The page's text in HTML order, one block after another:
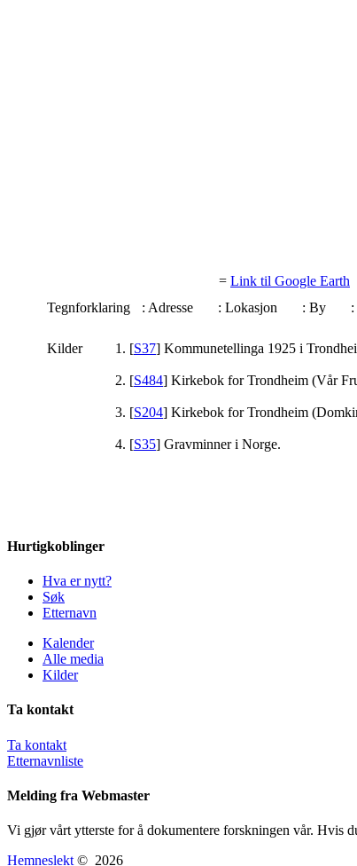
= Link til Google Earth
Tegnforklaring
: Adresse : Lokasjon : By
Kilder [S37] Kommunetellinga 1925 i
[S484] Kirkebok for Trondheim (Vår
[S204] Kirkebok for Trondheim
[S35] Gravminner i Norge.
Hurtigkoblinger
Hva er nytt?
Søk
Etternavn
Kalender
Alle media
Kilder
Ta kontakt
Ta kontakt
Etternavnliste
Melding fra Webmaster
Vi gjør vårt ytterste for å dokumentere forskningen vår. Hvis
Hemneslekt © 2026